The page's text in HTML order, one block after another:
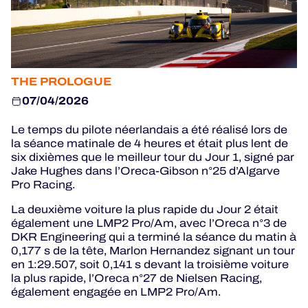
FIAWEC
MLMC
ALMS
THE PROLOGUE
07/04/2026
Le temps du pilote néerlandais a été réalisé lors de
la séance matinale de 4 heures et était plus lent de
six dixièmes que le meilleur tour du Jour 1, signé par
Jake Hughes dans l’Oreca-Gibson n°25 d’Algarve
Pro Racing.
La deuxième voiture la plus rapide du Jour 2 était
également une LMP2 Pro/Am, avec l’Oreca n°3 de
DKR Engineering qui a terminé la séance du matin à
0,177 s de la tête, Marlon Hernandez signant un tour
en 1:29.507, soit 0,141 s devant la troisième voiture
la plus rapide, l’Oreca n°27 de Nielsen Racing,
également engagée en LMP2 Pro/Am.